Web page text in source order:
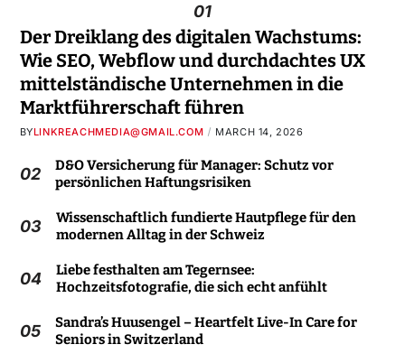
01
Der Dreiklang des digitalen Wachstums:
Wie SEO, Webflow und durchdachtes UX
mittelständische Unternehmen in die
Marktführerschaft führen
BYLINKREACHMEDIA@GMAIL.COM MARCH 14, 2026
02
D&O Versicherung für Manager: Schutz vor
persönlichen Haftungsrisiken
03
Wissenschaftlich fundierte Hautpflege für den
modernen Alltag in der Schweiz
04
Liebe festhalten am Tegernsee:
Hochzeitsfotografie, die sich echt anfühlt
05
Sandra’s Huusengel – Heartfelt Live-In Care for
Seniors in Switzerland